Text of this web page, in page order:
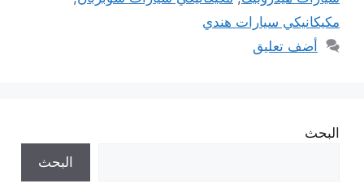
مكيكانيكي سيارات هندي
أضف تعليق
البحث
البحث